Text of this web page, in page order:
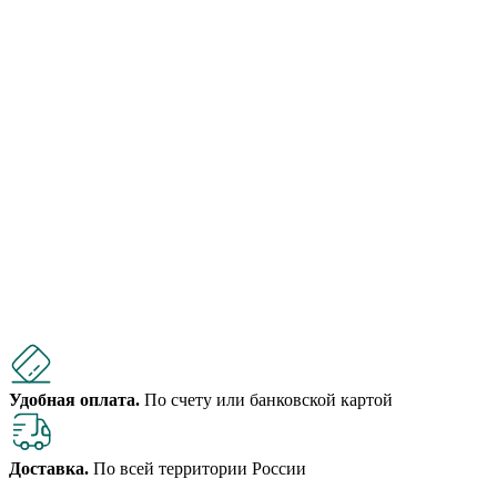
Удобная оплата. По счету или банковской картой
Доставка. По всей территории России